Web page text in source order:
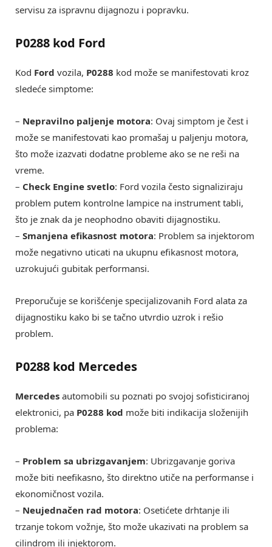
servisu za ispravnu dijagnozu i popravku.
P0288 kod Ford
Kod Ford vozila, P0288 kod može se manifestovati kroz
sledeće simptome:
– Nepravilno paljenje motora: Ovaj simptom je čest i
može se manifestovati kao promašaj u paljenju motora,
što može izazvati dodatne probleme ako se ne reši na
vreme.
– Check Engine svetlo: Ford vozila često signaliziraju
problem putem kontrolne lampice na instrument tabli,
što je znak da je neophodno obaviti dijagnostiku.
– Smanjena efikasnost motora: Problem sa injektorom
može negativno uticati na ukupnu efikasnost motora,
uzrokujući gubitak performansi.
Preporučuje se korišćenje specijalizovanih Ford alata za
dijagnostiku kako bi se tačno utvrdio uzrok i rešio
problem.
P0288 kod Mercedes
Mercedes automobili su poznati po svojoj sofisticiranoj
elektronici, pa P0288 kod može biti indikacija složenijih
problema:
– Problem sa ubrizgavanjem: Ubrizgavanje goriva
može biti neefikasno, što direktno utiče na performanse i
ekonomičnost vozila.
– Neujednačen rad motora: Osetićete drhtanje ili
trzanje tokom vožnje, što može ukazivati na problem sa
cilindrom ili injektorom.